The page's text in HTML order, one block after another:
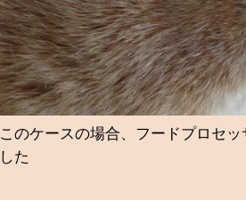
このケースの場合、フードプロセ
した